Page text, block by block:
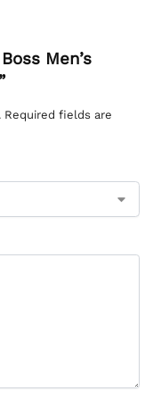
Men’s
Required fields are